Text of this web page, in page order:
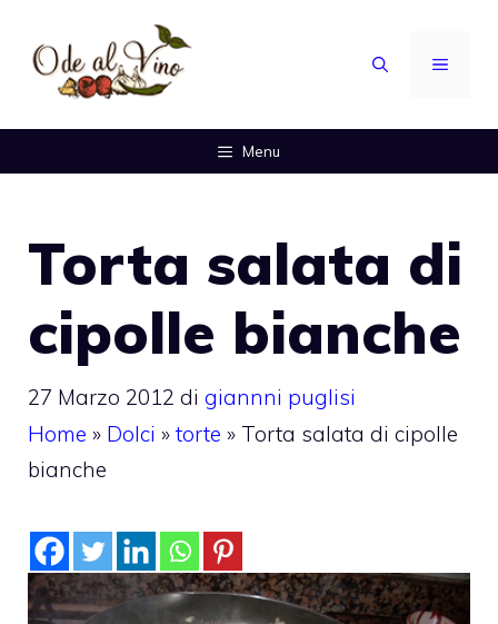
contenuto
MENU
Menu
Torta salata di
cipolle bianche
27 Marzo 2012 di giannni puglisi
Home » Dolci » torte » Torta salata di cipolle
bianche